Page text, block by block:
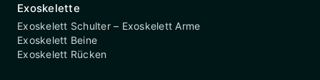
Exoskelette
Exoskelett Schulter – Exoskelett Arme
Exoskelett Beine
Exoskelett Rücken